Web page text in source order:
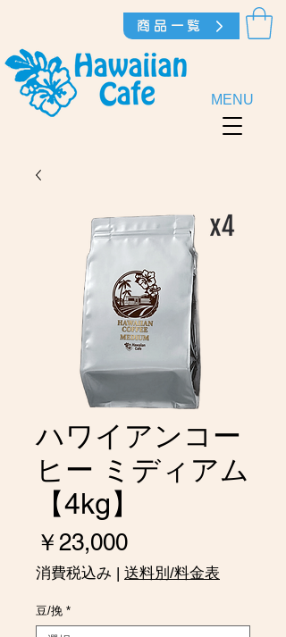
商品一覧
MENU
ハワイアンコー
ヒー ミディアム
【4kg】
￥23,000価
格
消費税込み | 送料別/料金表
豆/挽 *